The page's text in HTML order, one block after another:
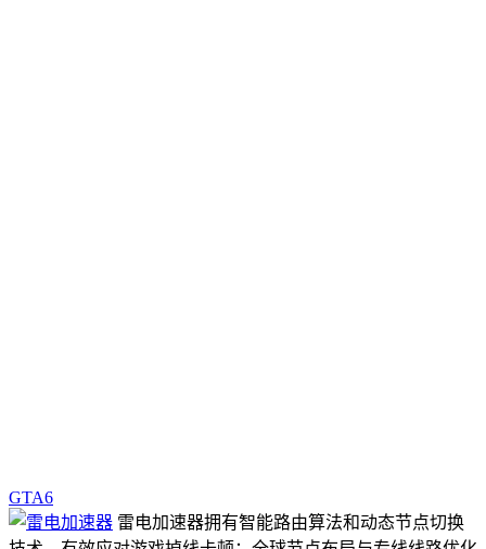
GTA6
雷电加速器拥有智能路由算法和动态节点切换